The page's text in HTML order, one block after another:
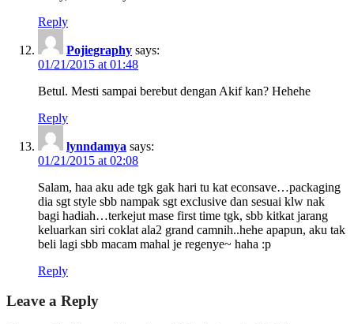
Reply
Pojiegraphy says:
01/21/2015 at 01:48
Betul. Mesti sampai berebut dengan Akif kan? Hehehe
Reply
lynndamya says:
01/21/2015 at 02:08
Salam, haa aku ade tgk gak hari tu kat econsave…packaging
dia sgt style sbb nampak sgt exclusive dan sesuai klw nak
bagi hadiah…terkejut mase first time tgk, sbb kitkat jarang
keluarkan siri coklat ala2 grand camnih..hehe apapun, aku tak
beli lagi sbb macam mahal je regenye~ haha :p
Reply
Leave a Reply